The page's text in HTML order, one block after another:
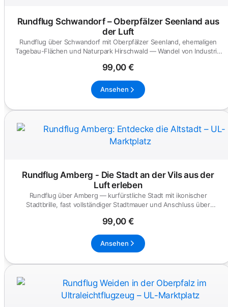
Rundflug Schwandorf – Oberpfälzer Seenland aus
der Luft
Rundflug über Schwandorf mit Oberpfälzer Seenland, ehemaligen
Tagebau-Flächen und Naturpark Hirschwald — Wandel von Industrie
99,00 €
Ansehen
Rundflug Amberg - Die Stadt an der Vils aus der
Luft erleben
Rundflug über Amberg — kurfürstliche Stadt mit ikonischer
Stadtbrille, fast vollständiger Stadtmauer und Anschluss über
99,00 €
Ansehen